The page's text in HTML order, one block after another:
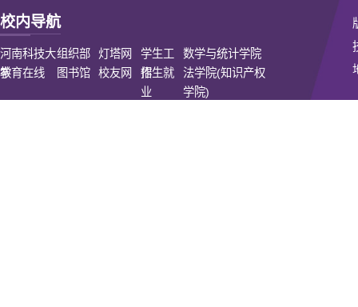
校内导航
河南科技大
学
组织部 灯塔网
学生工
作
数学与统计学院
教育在线
图书馆 校友网
招生就
业
法学院(知识产权
学院)